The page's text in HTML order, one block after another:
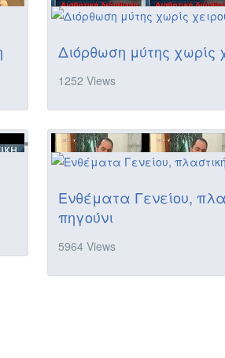
Διόρθωση μύτης χωρίς
1252 Views
Ενθέματα Γενείου,
πηγούνι
5964 Views